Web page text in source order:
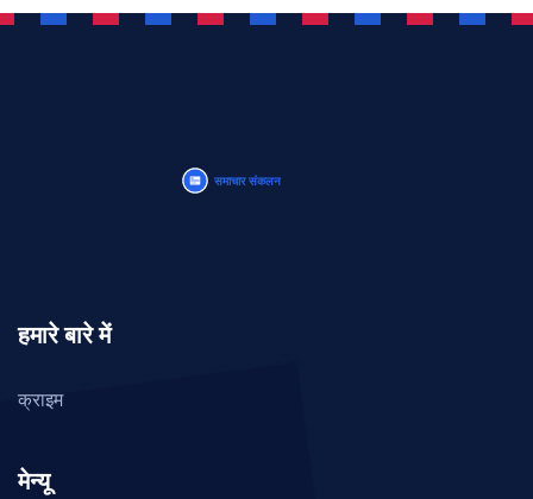
हमारे बारे में
क्राइम
मेन्यू